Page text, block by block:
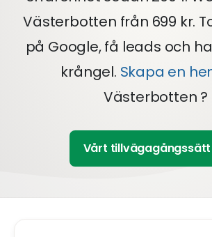
Västerbotten från 699 kr.
på Google, få leads och
krångel. Skapa en
Västerbotten ?
Vårt tillvägagångssätt